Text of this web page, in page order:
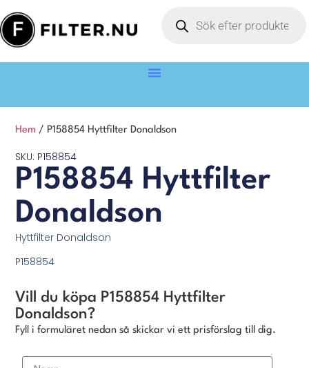
Hem / P158854 Hyttfilter Donaldson
SKU: P158854
P158854 Hyttfilter
Donaldson
Hyttfilter Donaldson
P158854
Vill du köpa P158854 Hyttfilter
Donaldson?
Fyll i formuläret nedan så skickar vi ett prisförslag till dig.